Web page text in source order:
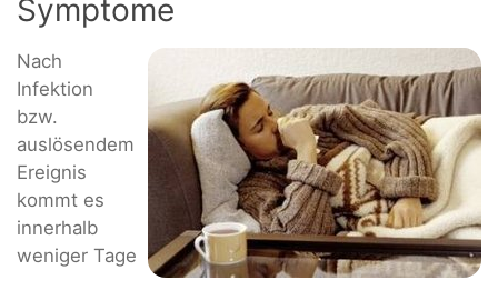
Symptome
Nach
Infektion
bzw.
auslösendem
Ereignis
kommt es
innerhalb
weniger Tage